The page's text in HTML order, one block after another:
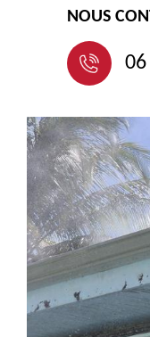
NOUS
06